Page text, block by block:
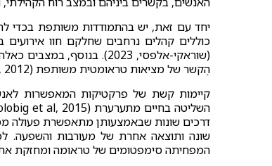
יחד עם זאת, יש בהתמודדות משותפת בכדי
כוללים קהלים נרחבים שחלקם חוו אירועים
(שוראקי-אלפסי, 2023).
הֶקשר של מציאות טראומטית משותפת (Tosone et al, 2012).
קיימות קשת של פרקטיקות המאפשרות
דרכים שונות שבאמצעותן מתאפשרת פעולה
שונה ותוצאה אחרת של מעורבות והשפעה.
המפחיתה סימפטומים של טראומה ומחזקת את